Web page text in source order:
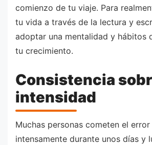
comienzo de tu viaje. Para
tu vida a través de la lectura y
adoptar una mentalidad y hábitos
tu crecimiento.
Consistencia
intensidad
Muchas personas cometen el
intensamente durante unos días y